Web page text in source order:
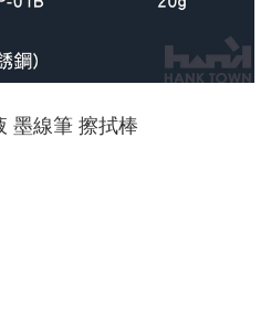
墨線筆 擦拭棒